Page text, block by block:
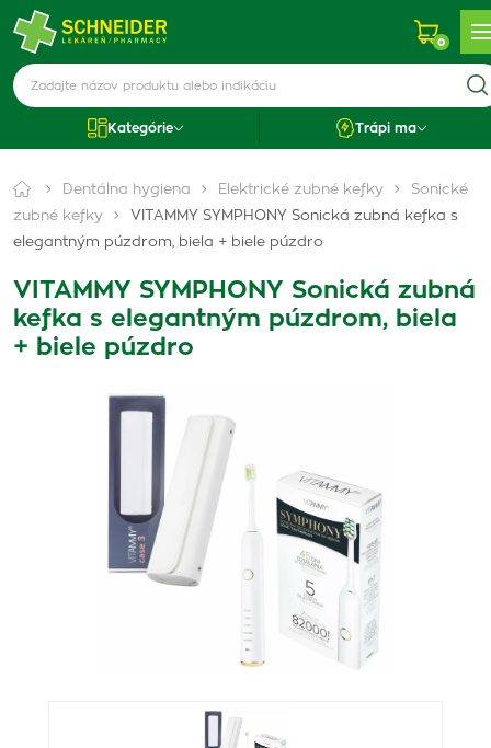
0
Kategórie Trápi ma
Dentálna hygiena Elektrické zubné kefky
Sonické
zubné kefky
VITAMMY SYMPHONY Sonická zubná kefka s
elegantným púzdrom, biela + biele púzdro
VITAMMY SYMPHONY Sonická zubná
kefka s elegantným púzdrom, biela
+ biele púzdro